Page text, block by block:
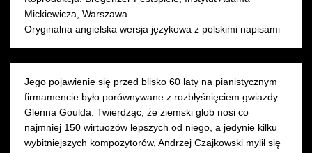
Mickiewicza, Warszawa
Oryginalna angielska wersja językowa z polskimi napisami
Jego pojawienie się przed blisko 60 laty na pianistycznym
firmamencie było porównywane z rozbłyśnięciem gwiazdy
Glenna Goulda. Twierdząc, że ziemski glob nosi co
najmniej 150 wirtuozów lepszych od niego, a jedynie kilku
wybitniejszych kompozytorów, Andrzej Czajkowski mylił się